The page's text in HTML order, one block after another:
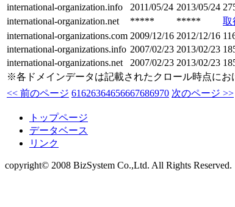
international-organization.info
2011/05/24 2013/05/24
international-organization.net
***** ***** 取
international-organizations.com 2009/12/16 2012/12/16
international-organizations.info 2007/02/23 2013/02/23
international-organizations.net
2007/02/23 2013/02/23
※各ドメインデータは記載されたクロール時点にお
<< 前のページ 61626364656667686970 次のページ >>
トップページ
データベース
リンク
copyright© 2008 BizSystem Co.,Ltd. All Rights Reserved.